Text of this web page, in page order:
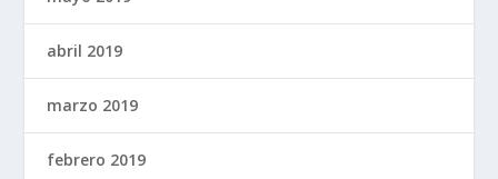
abril 2019
marzo 2019
febrero 2019